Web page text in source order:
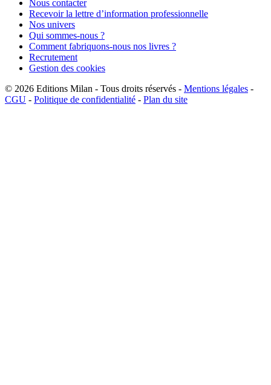
Nous contacter
Recevoir la lettre d’information professionnelle
Nos univers
Qui sommes-nous ?
Comment fabriquons-nous nos livres ?
Recrutement
Gestion des cookies
© 2026 Editions Milan - Tous droits réservés - Mentions légales -
CGU - Politique de confidentialité - Plan du site